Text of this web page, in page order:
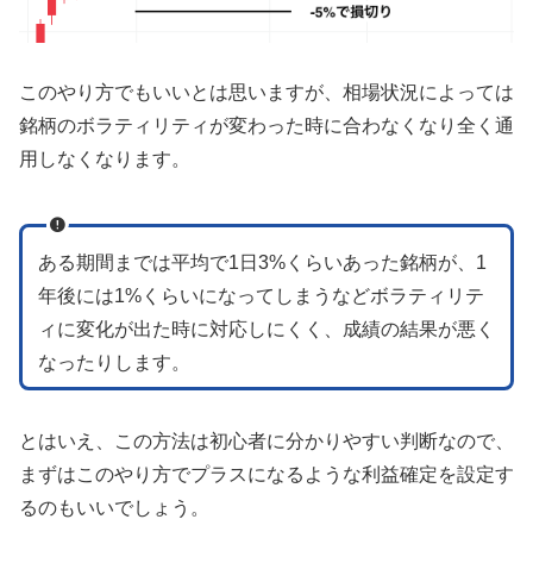
このやり方でもいいとは思いますが、相場状況によっては
銘柄のボラティリティが変わった時に合わなくなり全く通
用しなくなります。
ある期間までは平均で1日3%くらいあった銘柄が、1
年後には1%くらいになってしまうなどボラティリテ
ィに変化が出た時に対応しにくく、成績の結果が悪く
なったりします。
とはいえ、この方法は初心者に分かりやすい判断なので、
まずはこのやり方でプラスになるような利益確定を設定す
るのもいいでしょう。